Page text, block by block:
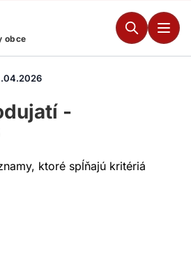
obce
-
ktoré spĺňajú kritériá